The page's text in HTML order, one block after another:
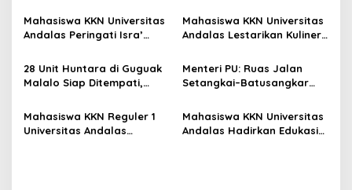
o
Soroti Lemahnya
Penegakan Hukum
Mahasiswa KKN Universitas
Andalas Peringati Isra’
Adzan, MTQ, dan Tabligh
Akbar di Masjid Ihsan
Sungai Patai
Mahasiswa KKN Universitas
Andalas Lestarikan Kuliner
Membuat Kubang di Nagari
Sungai Patai
28 Unit Huntara di Guguak
Malalo Siap Ditempati,
Lokasi Bersama Wabup
Tanah Datar
Menteri PU: Ruas Jalan
Setangkai–Batusangkar
Diaspal Tahun 2026
Mahasiswa KKN Reguler 1
Universitas Andalas
Mahasiswa KKN Universitas
Andalas Hadirkan Edukasi